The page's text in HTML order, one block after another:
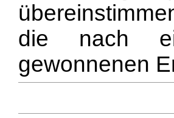
die nach
gewonnenen